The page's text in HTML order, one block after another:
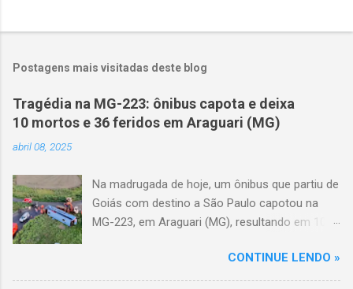
Postagens mais visitadas deste blog
Tragédia na MG-223: ônibus capota e deixa
10 mortos e 36 feridos em Araguari (MG)
abril 08, 2025
Na madrugada de hoje, um ônibus que partiu de
Goiás com destino a São Paulo capotou na
MG-223, em Araguari (MG), resultando em 10
volta das 3h40, próximo ao trevo de Queixinho,
quando o motorista perdeu o controle do
CONTINUE LENDO »